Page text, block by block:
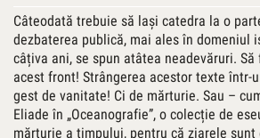
Câteodată trebuie să lași catedra la o
dezbaterea publică, mai ales în domeniul
câțiva ani, se spun atâtea neadevăruri.
acest front! Strângerea acestor texte într-
gest de vanitate! Ci de mărturie. Sau –
Eliade în „Oceanografie”, o colecție de
mărturie a timpului, pentru că ziarele sunt